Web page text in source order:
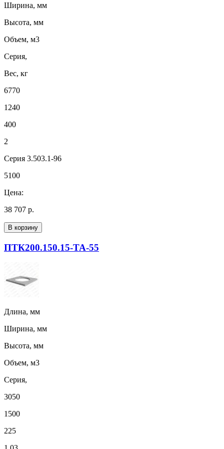
Ширина, мм
Высота, мм
Объем, м3
Серия,
Вес, кг
6770
1240
400
2
Серия 3.503.1-96
5100
Цена:
38 707 р.
В корзину
ПТК200.150.15-ТА-55
Длина, мм
Ширина, мм
Высота, мм
Объем, м3
Серия,
3050
1500
225